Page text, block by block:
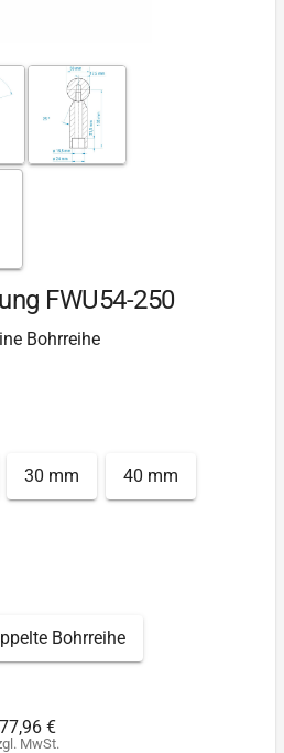
FWU54-250
Bohrreihe
30 mm 40 mm
Bohrreihe
€
MwSt.